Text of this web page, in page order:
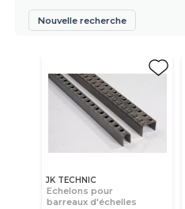
Nouvelle recherche
JK TECHNIC
Echelons pour
barreaux d'échelles